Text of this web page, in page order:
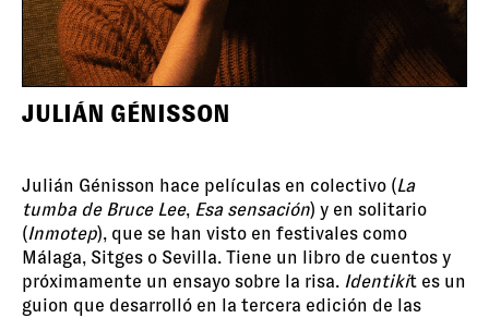
JULIÁN GÉNISSON
Julián Génisson hace películas en colectivo (La
tumba de Bruce Lee, Esa sensación) y en solitario
(Inmotep), que se han visto en festivales como
Málaga, Sitges o Sevilla. Tiene un libro de cuentos y
próximamente un ensayo sobre la risa. Identikit es un
guion que desarrolló en la tercera edición de las